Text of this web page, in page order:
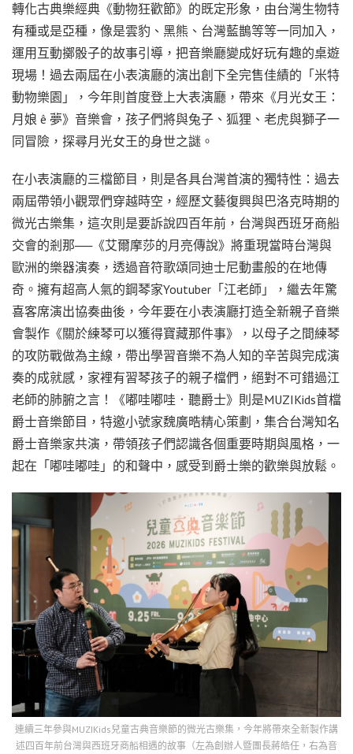
轉化古典樂經典《動物狂歡節》的既定形象，由台灣生物特
有種或是亞種，像是雲豹、黑熊、台灣藍鵲等等一同加入，
運用互動擲骰子的故事引導，把音樂廳變成好玩有趣的桌遊
現場！過去兩屆在小表演廳的演出創下全完售佳績的「米特
動物樂園」，今年則首度登上大表演廳，帶來《月光女王：
月娘 ê 夢》音樂會，孩子們將與兔子、狐狸、老虎與獅子一
同冒險，探尋月光女王的身世之謎。
在小表演廳的三檔節目，則是各具台灣首演的獨特性：過去
兩屆帶領小觀眾們穿越時空，經歷文藝復興與巴洛克時期的
微光古樂集，這次則是要訴說四百年前，台灣與西班牙商船
交會的剎那──《艾爾摩莎的月亮傳說》將重現當時台灣與
歐洲的樂器演奏，透過音符歌頌同迪士尼動畫般的在地傳
奇。擁有超高人氣的鋼琴家Youtuber「江老師」，繼去年驚
喜客席演出協奏曲後，今年要在小表演廳打造全新親子音樂
會製作《關於練琴可以獲得寶藏那件事》，以母子之間練琴
的攻防戰做為主線，帶出學習音樂不為人知的辛苦與完成演
奏的成就感，家裡有習琴孩子的親子檔們，絕對不可錯過江
老師的肺腑之言！《嘟哇嘟哇．聽爵士》則是MUZIKids首檔
爵士音樂節目，特邀小號家魏廣晧精心策劃，集合台灣知名
爵士音樂家共演，帶領孩子們認識各個重要時期與風格，一
起在「嘟哇嘟哇」的和聲中，感受到爵士樂的歡樂與放鬆。
連續三年參與MUZIKids兒童古典音樂節的微光古樂集，今年將帶來全新製作講
述四百年前台灣與西班牙商船相遇的故事（左為創辦人暨團長蔣皓任，右為音